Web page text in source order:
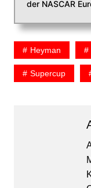
der NASCAR
Heyman
Supercup